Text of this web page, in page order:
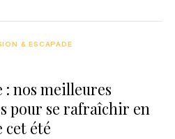
: nos meilleures
pour se rafraîchir en
cet été
& ESCAPADE